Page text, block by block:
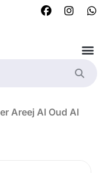
Areej Al Oud Al